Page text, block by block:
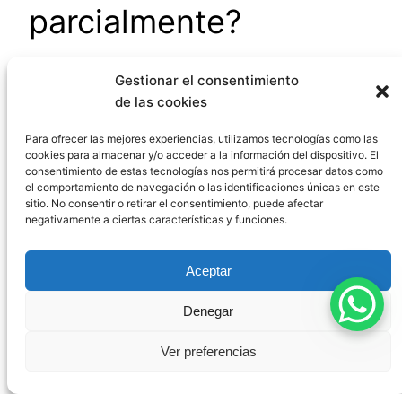
Gestionar el consentimiento
de las cookies
Para ofrecer las mejores experiencias, utilizamos tecnologías como las
cookies para almacenar y/o acceder a la información del dispositivo. El
consentimiento de estas tecnologías nos permitirá procesar datos como
el comportamiento de navegación o las identificaciones únicas en este
sitio. No consentir o retirar el consentimiento, puede afectar
negativamente a ciertas características y funciones.
Aceptar
Denegar
Ver preferencias
parcialmente?
Nuestro ordenamiento jurídico no contempla
específicamente el cumplimiento parcial de
condiciones. En principio, la condición debe
cumplirse íntegramente para que produzca
efectos. Sin embargo, en la práctica judicial, he
observado que los tribunales pueden aplicar
criterios de proporcionalidad según las
circunstancias del caso y la voluntad presumible
¿Puede el juez